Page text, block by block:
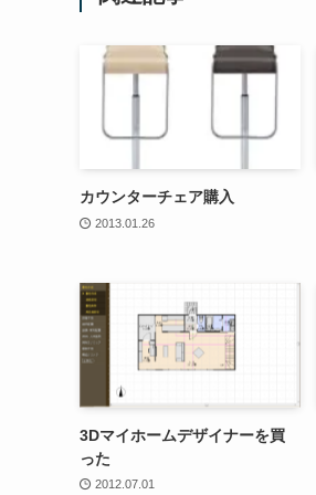
カウンターチェア購入
2013.01.26
3Dマイホームデザイナーを買
った
2012.07.01